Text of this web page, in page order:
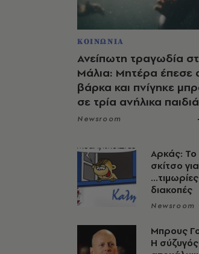
ΚΟΙΝΩΝΙΑ
Ανείπωτη τραγωδία
Μάλια: Μητέρα έπεσε
βάρκα και πνίγηκε
σε τρία ανήλικα παιδιά
Newsroom
Αρκάς: Το
σκίτσο
διακοπές
Newsroom
Μπρους
Η